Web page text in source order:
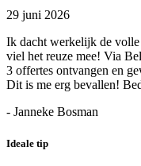
29 juni 2026
Ik dacht werkelijk de volle
viel het reuze mee! Via
3 offertes ontvangen en
Dit is me erg bevallen!
- Janneke Bosman
Ideale tip